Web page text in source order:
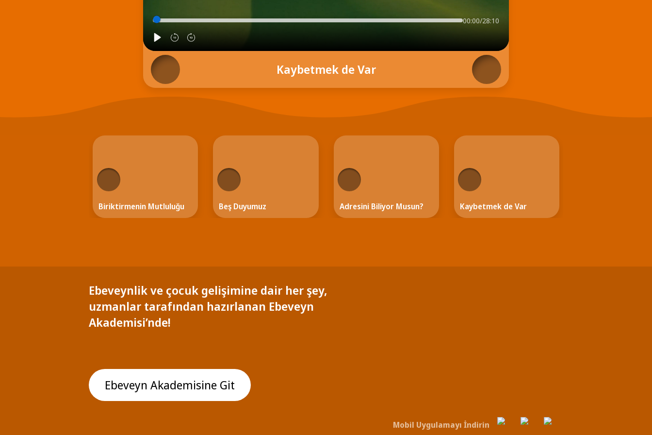
00:00/28:10
Kaybetmek de Var
Biriktirmenin Mutluluğu Beş Duyumuz Adresini Biliyor Musun? Kaybetmek de Var
Ebeveynlik ve çocuk gelişimine dair her şey,
uzmanlar tarafından hazırlanan Ebeveyn
Akademisi’nde!
Ebeveyn Akademisine Git
Mobil Uygulamayı İndirin